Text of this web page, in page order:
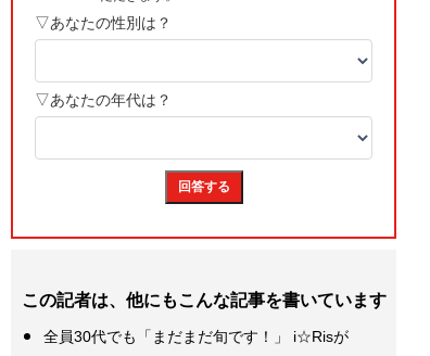
この記者は、他にもこんな記事を書いています
全員30代でも「まだまだ旬です！」 i☆Risが